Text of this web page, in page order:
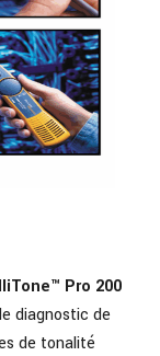
Pro 200
diagnostic de
de tonalité